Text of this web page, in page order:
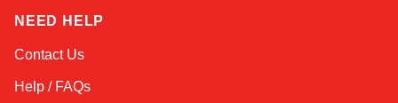
NEED HELP
Contact Us
Help / FAQs